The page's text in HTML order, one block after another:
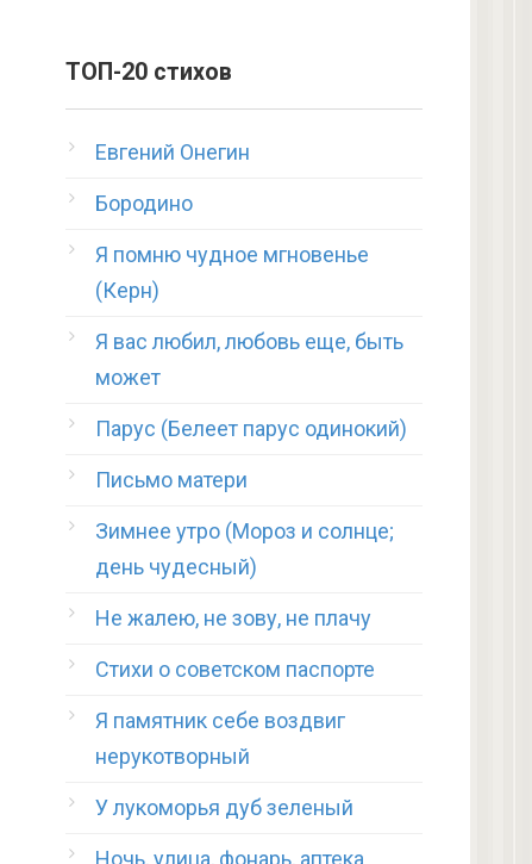
ТОП-20 стихов
Евгений Онегин
Бородино
Я помню чудное мгновенье
(Керн)
Я вас любил, любовь еще, быть
может
Парус (Белеет парус одинокий)
Письмо матери
Зимнее утро (Мороз и солнце;
день чудесный)
Не жалею, не зову, не плачу
Стихи о советском паспорте
Я памятник себе воздвиг
нерукотворный
У лукоморья дуб зеленый
Ночь, улица, фонарь, аптека